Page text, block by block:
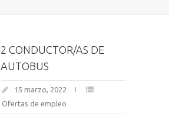
2 CONDUCTOR/AS DE
AUTOBUS
15 marzo, 2022
Ofertas de empleo